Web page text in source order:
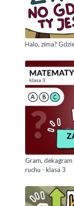
Halo, zima?
Gram,
ruchu - klasa 3